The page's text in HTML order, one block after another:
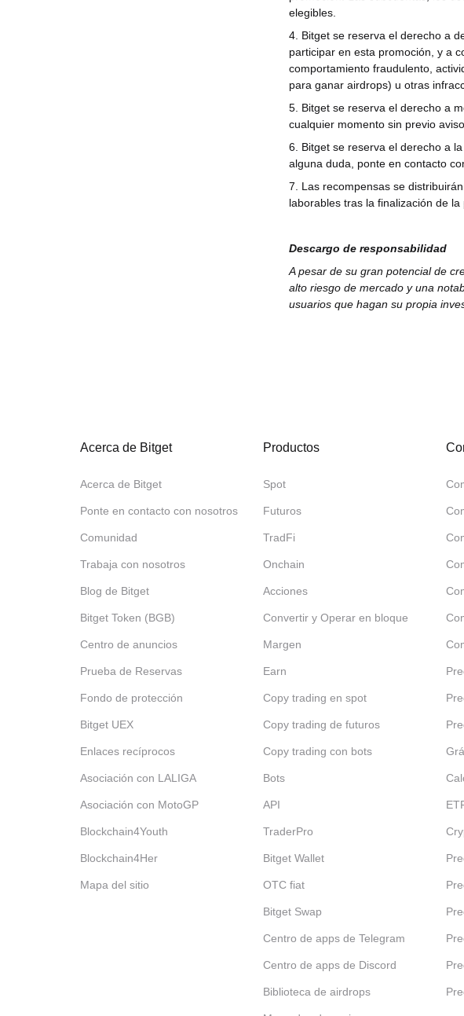
elegibles.
4. Bitget se reserva el derecho a
participar en esta promoción, y a
comportamiento fraudulento,
para ganar airdrops) u otras
5. Bitget se reserva el derecho a
cualquier momento sin previo
6. Bitget se reserva el derecho a
alguna duda, ponte en contacto
7. Las recompensas se
laborables tras la finalización de la
Descargo de responsabilidad
A pesar de su gran potencial de
alto riesgo de mercado y una
usuarios que hagan su propia
Acerca de Bitget
Acerca de Bitget
Ponte en contacto con nosotros
Comunidad
Trabaja con nosotros
Blog de Bitget
Bitget Token (BGB)
Centro de anuncios
Prueba de Reservas
Fondo de protección
Bitget UEX
Enlaces recíprocos
Asociación con LALIGA
Asociación con MotoGP
Blockchain4Youth
Blockchain4Her
Mapa del sitio
Productos
Spot
Futuros
TradFi
Onchain
Acciones
Convertir y Operar en bloque
Margen
Earn
Copy trading en spot
Copy trading de futuros
Copy trading con bots
Bots
API
TraderPro
Bitget Wallet
OTC fiat
Bitget Swap
Centro de apps de Telegram
Centro de apps de Discord
Biblioteca de airdrops